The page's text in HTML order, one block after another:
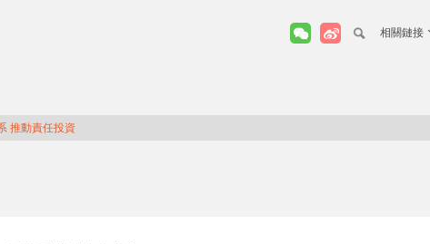
相關鏈接
推動責任投資